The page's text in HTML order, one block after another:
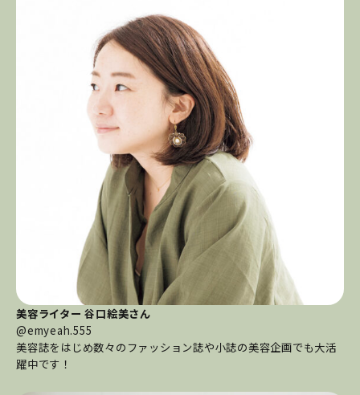
美容ライター 谷口絵美さん
@emyeah.555
美容誌をはじめ数々のファッション誌や小誌の美容企画でも大活
躍中です！